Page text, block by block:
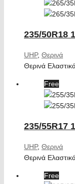
235/50R18
UHP, Θερινά
Θερινά
Free
235/55R17
UHP, Θερινά
Θερινά
Free